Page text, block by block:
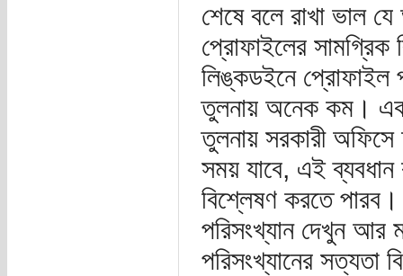
শেষে বলে রাখা ভাল
প্রোফাইলের সামগ্রিক
লিঙ্কডইনে প্রোফাইল
তুলনায় অনেক কম।
তুলনায় সরকারী
সময় যাবে, এই
বিশ্লেষণ করতে পারব।
পরিসংখ্যান দেখুন আর
পরিসংখ্যানের সত্যতা